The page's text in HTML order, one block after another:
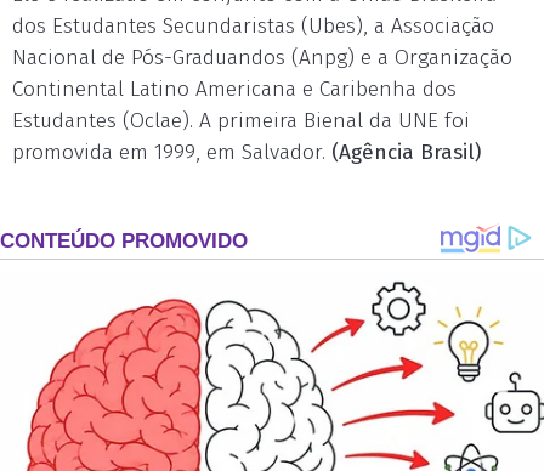
dos Estudantes Secundaristas (Ubes), a Associação
Nacional de Pós-Graduandos (Anpg) e a Organização
Continental Latino Americana e Caribenha dos
Estudantes (Oclae). A primeira Bienal da UNE foi
promovida em 1999, em Salvador. (Agência Brasil)